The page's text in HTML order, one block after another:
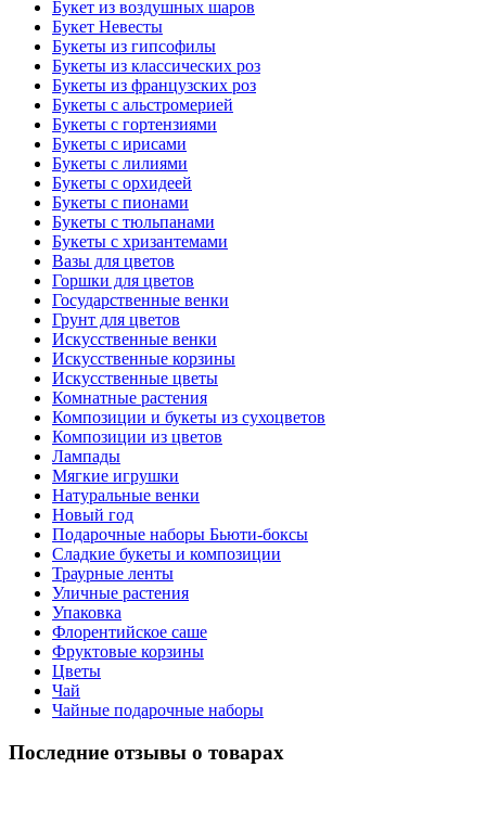
Букет из воздушных шаров
Букет Невесты
Букеты из гипсофилы
Букеты из классических роз
Букеты из французских роз
Букеты с альстромерией
Букеты с гортензиями
Букеты с ирисами
Букеты с лилиями
Букеты с орхидеей
Букеты с пионами
Букеты с тюльпанами
Букеты с хризантемами
Вазы для цветов
Горшки для цветов
Государственные венки
Грунт для цветов
Искусственные венки
Искусственные корзины
Искусственные цветы
Комнатные растения
Композиции и букеты из сухоцветов
Композиции из цветов
Лампады
Мягкие игрушки
Натуральные венки
Новый год
Подарочные наборы Бьюти-боксы
Сладкие букеты и композиции
Траурные ленты
Уличные растения
Упаковка
Флорентийское саше
Фруктовые корзины
Цветы
Чай
Чайные подарочные наборы
Последние отзывы о товарах